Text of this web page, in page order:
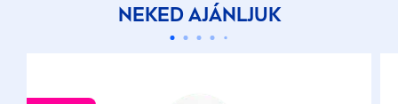
NEKED AJÁNLJUK